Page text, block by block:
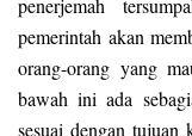
penerjemah
pemerintah akan
orang-orang yang
bawah ini ada
sesuai dengan